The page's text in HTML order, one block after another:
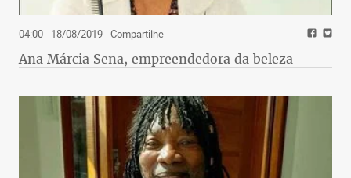
04:00 - 18/08/2019- Compartilhe
Ana Márcia Sena, empreendedora da beleza